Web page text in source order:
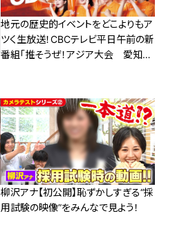
地元の歴史的イベントをどこよりもア
ツく生放送！CBCテレビ平日午前の新
番組「推そうぜ！アジア大会 愛知・
柳沢アナ【初公開】恥ずかしすぎる“採
用試験の映像”をみんなで見よう！